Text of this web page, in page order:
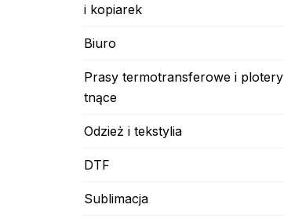
i kopiarek
Biuro
Prasy termotransferowe i plotery
tnące
Odzież i tekstylia
DTF
Sublimacja